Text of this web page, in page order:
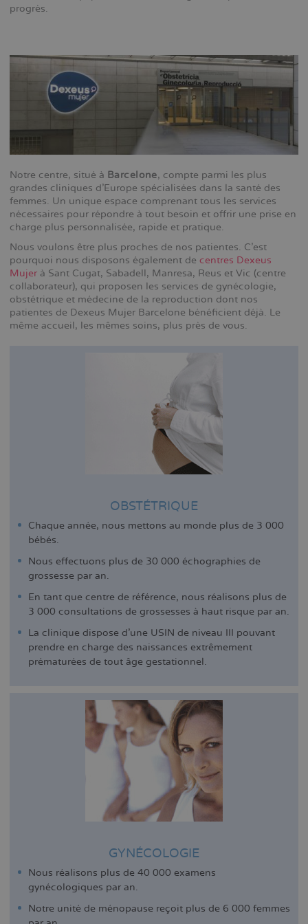
diskretion gör Cenforce till ett självklart val för många.
progrès.
Notre centre, situé à Barcelone, compte parmi les plus
grandes cliniques d'Europe spécialisées dans la santé des
femmes. Un unique espace comprenant tous les services
nécessaires pour répondre à tout besoin et offrir une prise en
charge plus personnalisée, rapide et pratique.
Nous voulons être plus proches de nos patientes. C'est
pourquoi nous disposons également de centres Dexeus
Mujer à Sant Cugat, Sabadell, Manresa, Reus et Vic (centre
collaborateur), qui proposen les services de gynécologie,
obstétrique et médecine de la reproduction dont nos
patientes de Dexeus Mujer Barcelone bénéficient déjà. Le
même accueil, les mêmes soins, plus près de vous.
OBSTÉTRIQUE
Chaque année, nous mettons au monde plus de 3 000
bébés.
Nous effectuons plus de 30 000 échographies de
grossesse par an.
En tant que centre de référence, nous réalisons plus de
3 000 consultations de grossesses à haut risque par an.
La clinique dispose d'une USIN de niveau III pouvant
prendre en charge des naissances extrêmement
prématurées de tout âge gestationnel.
GYNÉCOLOGIE
Nous réalisons plus de 40 000 examens
gynécologiques par an.
Notre unité de ménopause reçoit plus de 6 000 femmes